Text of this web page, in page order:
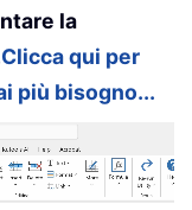
la
Clicca qui per
più bisogno...